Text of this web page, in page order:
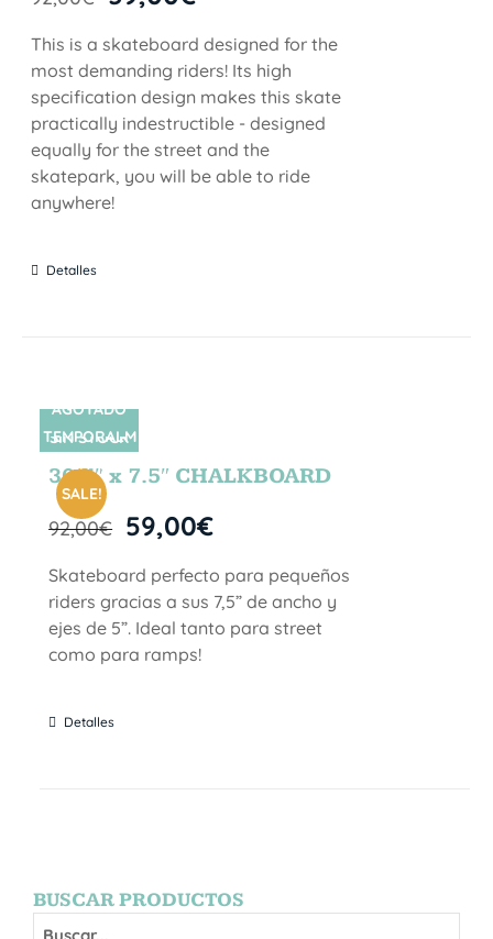
This is a skateboard designed for the
most demanding riders! Its high
specification design makes this skate
practically indestructible - designed
equally for the street and the
skatepark, you will be able to ride
anywhere!
Detalles
SIN STOCK
SALE!
AGOTADO
TEMPORALM
ENTE
30.5″ x 7.5″ CHALKBOARD
92,00€ 59,00€
Skateboard perfecto para pequeños
riders gracias a sus 7,5” de ancho y
ejes de 5”. Ideal tanto para street
como para ramps!
Detalles
BUSCAR PRODUCTOS